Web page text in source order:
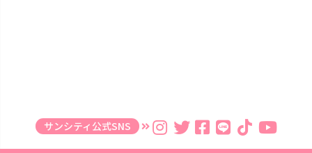
サンシティ公式SNS